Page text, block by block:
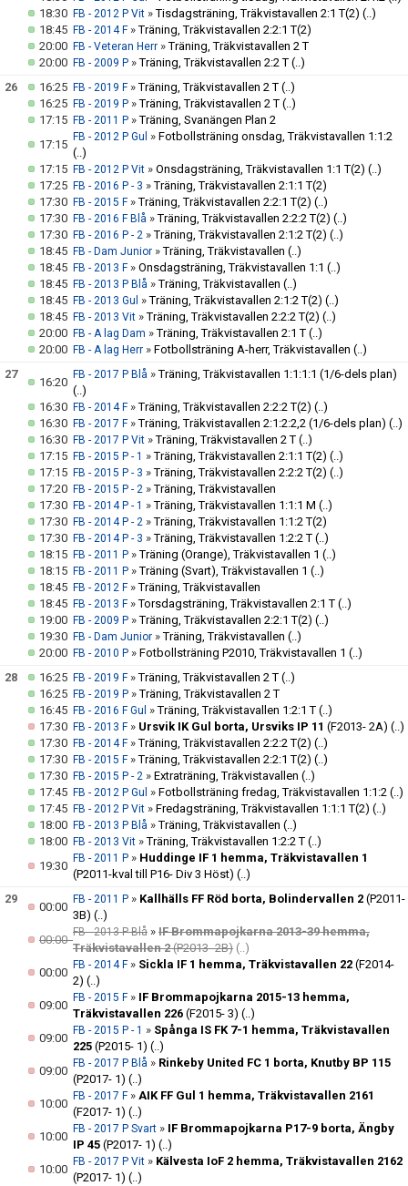
18:30 FB - 2012 P Vit »Tisdagsträning, Träkvistavallen 2:1 T(2) (..)
18:45 FB - 2014 F»Träning, Träkvistavallen 2:2:1 T(2)
20:00 FB - Veteran Herr »Träning, Träkvistavallen 2 T
20:00 FB - 2009 P »Träning, Träkvistavallen 2:2 T (..)
26
16:25 FB - 2019 F»Träning, Träkvistavallen 2 T (..)
16:25 FB - 2019 P »Träning, Träkvistavallen 2 T (..)
17:15 FB - 2011 P »Träning, Svanängen Plan 2
17:15
FB - 2012 P Gul » Fotbollsträning onsdag, Träkvistavallen 1:1:2
(..)
17:15 FB - 2012 P Vit » Onsdagsträning, Träkvistavallen 1:1 T(2) (..)
17:25 FB - 2016 P - 3 »Träning, Träkvistavallen 2:1:1 T(2)
17:30 FB - 2015 F»Träning, Träkvistavallen 2:2:1 T(2) (..)
17:30 FB - 2016 F Blå »Träning, Träkvistavallen 2:2:2 T(2) (..)
17:30 FB - 2016 P - 2 »Träning, Träkvistavallen 2:1:2 T(2) (..)
18:45 FB - Dam Junior »Träning, Träkvistavallen (..)
18:45 FB - 2013 F» Onsdagsträning, Träkvistavallen 1:1 (..)
18:45 FB - 2013 P Blå »Träning, Träkvistavallen (..)
18:45 FB - 2013 Gul »Träning, Träkvistavallen 2:1:2 T(2) (..)
18:45 FB - 2013 Vit »Träning, Träkvistavallen 2:2:2 T(2) (..)
20:00 FB - A lag Dam »Träning, Träkvistavallen 2:1 T (..)
20:00 FB - A lag Herr » Fotbollsträning A-herr, Träkvistavallen (..)
27
16:20
FB - 2017 P Blå »Träning, Träkvistavallen 1:1:1:1 (1/6-dels plan)
(..)
16:30 FB - 2014 F»Träning, Träkvistavallen 2:2:2 T(2) (..)
16:30 FB - 2017 F»Träning, Träkvistavallen 2:1:2:2,2 (1/6-dels plan) (..)
16:30 FB - 2017 P Vit »Träning, Träkvistavallen 2 T (..)
17:15 FB - 2015 P - 1 »Träning, Träkvistavallen 2:1:1 T(2) (..)
17:15 FB - 2015 P - 3 »Träning, Träkvistavallen 2:2:2 T(2) (..)
17:20 FB - 2015 P - 2 »Träning, Träkvistavallen
17:30 FB - 2014 P - 1 »Träning, Träkvistavallen 1:1:1 M (..)
17:30 FB - 2014 P - 2 »Träning, Träkvistavallen 1:1:2 T(2)
17:30 FB - 2014 P - 3 »Träning, Träkvistavallen 1:2:2 T (..)
18:15 FB - 2011 P »Träning (Orange), Träkvistavallen 1 (..)
18:15 FB - 2011 P »Träning (Svart), Träkvistavallen 1 (..)
18:45 FB - 2012 F»Träning, Träkvistavallen
18:45 FB - 2013 F»Torsdagsträning, Träkvistavallen 2:1 T (..)
19:00 FB - 2009 P »Träning, Träkvistavallen 2:2:1 T(2) (..)
19:30 FB - Dam Junior »Träning, Träkvistavallen (..)
20:00 FB - 2010 P » Fotbollsträning P2010, Träkvistavallen 1 (..)
28
16:25 FB - 2019 F»Träning, Träkvistavallen 2 T (..)
16:25 FB - 2019 P »Träning, Träkvistavallen 2 T
16:45 FB - 2016 F Gul »Träning, Träkvistavallen 1:2:1 T (..)
17:30 FB - 2013 F» Ursvik IK Gul borta, Ursviks IP 11 (F2013- 2A) (..)
17:30 FB - 2014 F»Träning, Träkvistavallen 2:2:2 T(2) (..)
17:30 FB - 2015 F»Träning, Träkvistavallen 2:2:1 T(2) (..)
17:30 FB - 2015 P - 2 » Extraträning, Träkvistavallen (..)
17:45 FB - 2012 P Gul » Fotbollsträning fredag, Träkvistavallen 1:1:2 (..)
17:45 FB - 2012 P Vit » Fredagsträning, Träkvistavallen 1:1:1 T(2) (..)
18:00 FB - 2013 P Blå »Träning, Träkvistavallen (..)
18:00 FB - 2013 Vit »Träning, Träkvistavallen 1:2:2 T (..)
19:30
FB - 2011 P » Huddinge IF 1 hemma, Träkvistavallen 1
(P2011-kval till P16- Div 3 Höst) (..)
29
00:00
FB - 2011 P » Kallhälls FF Röd borta, Bolindervallen 2 (P2011-
3B) (..)
00:00
FB - 2013 P Blå » IF Brommapojkarna 2013-39 hemma,
Träkvistavallen 2(P2013- 2B) (..)
00:00
FB - 2014 F» Sickla IF 1 hemma, Träkvistavallen 22 (F2014-
2) (..)
09:00
FB - 2015 F» IF Brommapojkarna 2015-13 hemma,
Träkvistavallen 226 (F2015- 3) (..)
09:00
FB - 2015 P - 1 » Spånga IS FK 7-1 hemma, Träkvistavallen
225 (P2015- 1) (..)
09:00
FB - 2017 P Blå » Rinkeby United FC 1 borta, Knutby BP 115
(P2017- 1) (..)
10:00
FB - 2017 F» AIK FF Gul 1 hemma, Träkvistavallen 2161
(F2017- 1) (..)
10:00
FB - 2017 P Svart » IF Brommapojkarna P17-9 borta, Ängby
IP 45 (P2017- 1) (..)
10:00
FB - 2017 P Vit » Kälvesta IoF 2 hemma, Träkvistavallen 2162
(P2017- 1) (..)